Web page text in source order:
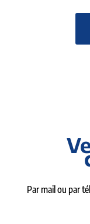
Par mail ou par